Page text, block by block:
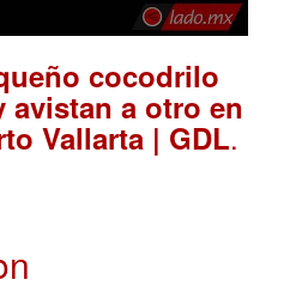
cocodrilo
avistan a otro en
Vallarta | GDL.